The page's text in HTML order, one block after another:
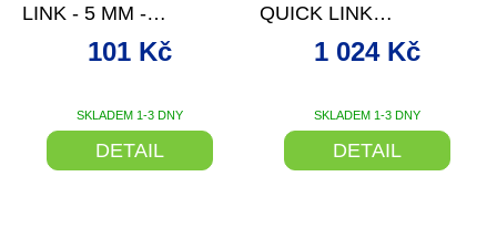
LINK - 5 MM -
STAINLESS STEEL
SKLADEM 1-3 DNY
101 Kč
DETAIL
QUICK LINK
STAINLESS 8 MM
SKLADEM 1-3 DNY
1 024 Kč
DETAIL